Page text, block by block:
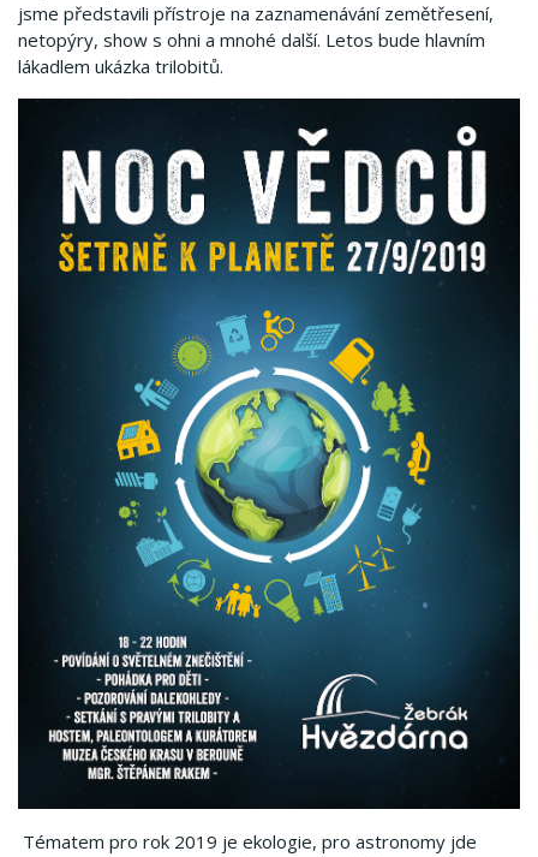
jsme představili přístroje na zaznamenávání zemětřesení,
netopýry, show s ohni a mnohé další. Letos bude hlavním
lákadlem ukázka trilobitů.
Tématem pro rok 2019 je ekologie, pro astronomy jde